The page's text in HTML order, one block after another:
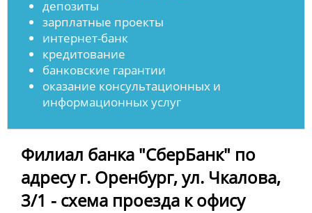
депозиты
зарплатные проекты
интернет-банк
кредитование
банковские гарантии
оказание консультационных и
информационных услуг
Филиал банка "СберБанк" по
адресу г. Оренбург, ул. Чкалова,
3/1 - схема проезда к офису